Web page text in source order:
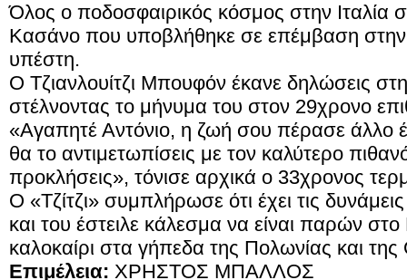
Όλος ο ποδοσφαιρικός κόσμος στην Ιταλία
Κασάνο που υποβλήθηκε σε επέμβαση στην
υπέστη.
Ο Τζιανλουίτζι Μπουφόν έκανε δηλώσεις
στέλνοντας το μήνυμα του στον 29χρονο
«Αγαπητέ Αντόνιο, η ζωή σου πέρασε άλλο
θα το αντιμετωπίσεις με τον καλύτερο
προκλήσεις», τόνισε αρχικά ο 33χρονος
Ο «Τζίτζι» συμπλήρωσε ότι έχει τις
και του έστειλε κάλεσμα να είναι παρών
καλοκαίρι στα γήπεδα της Πολωνίας και
Επιμέλεια: ΧΡΗΣΤΟΣ ΜΠΑΛΛΟΣ